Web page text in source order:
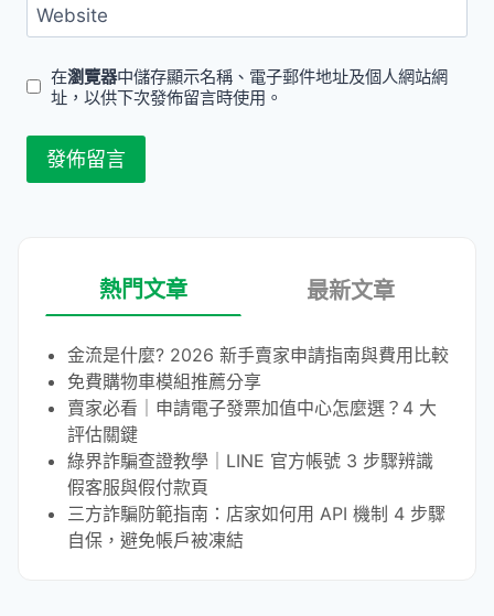
Website
在瀏覽器中儲存顯示名稱、電子郵件地址及個人網站網
址，以供下次發佈留言時使用。
熱門文章 最新文章
金流是什麼? 2026 新手賣家申請指南與費用比較
免費購物車模組推薦分享
賣家必看｜申請電子發票加值中心怎麼選？4 大
評估關鍵
綠界詐騙查證教學｜LINE 官方帳號 3 步驟辨識
假客服與假付款頁
三方詐騙防範指南：店家如何用 API 機制 4 步驟
自保，避免帳戶被凍結